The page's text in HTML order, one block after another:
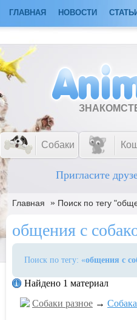
ГЛАВНАЯ НОВОСТИ
Собаки
Пригласите
Главная » Поиск по тегу
общения с
Поиск по тегу: «общения с
Найдено 1 материал
Собаки разное →